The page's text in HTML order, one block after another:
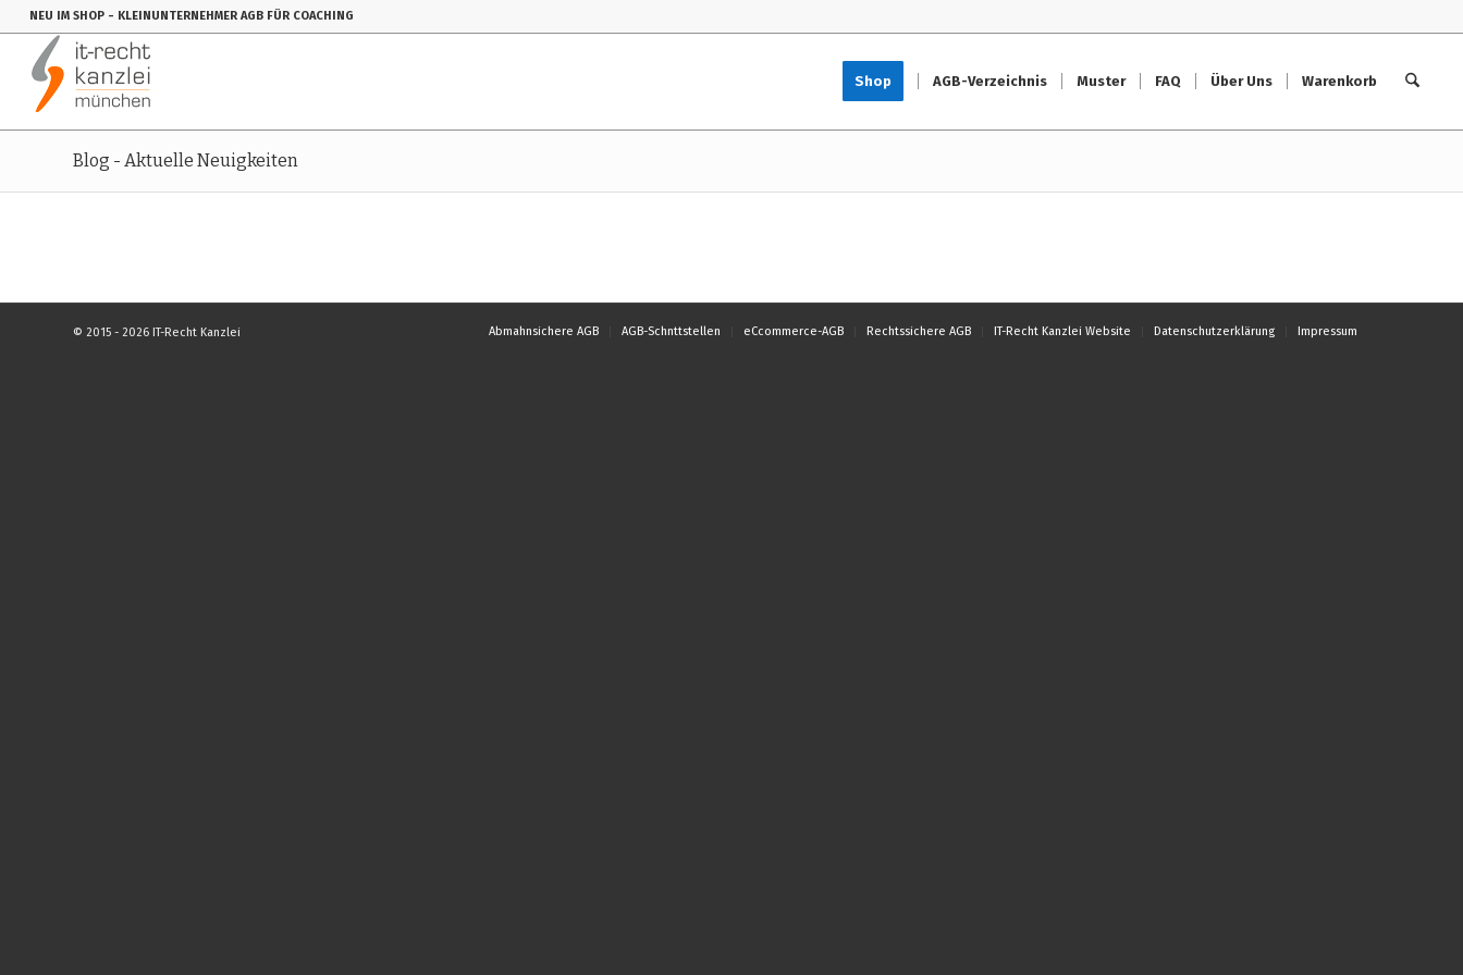
NEU IM SHOP - KLEINUNTERNEHMER AGB FÜR COACHING
Shop AGB-Verzeichnis Muster FAQ Über Uns Warenkorb
Blog - Aktuelle Neuigkeiten
© 2015 - 2026 IT-Recht Kanzlei Abmahnsichere AGB AGB-Schnttstellen eCcommerce-AGB Rechtssichere AGB IT-Recht Kanzlei Website Datenschutzerklärung Impressum